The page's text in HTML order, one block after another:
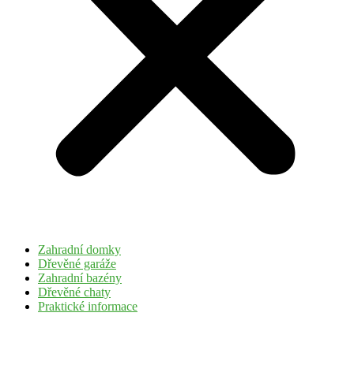
Zahradní domky
Dřevěné garáže
Zahradní bazény
Dřevěné chaty
Praktické informace